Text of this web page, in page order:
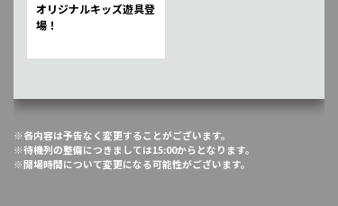
オリジナルキッズ遊具登
場！
※各内容は予告なく変更することがございます。
※待機列の整備につきましては15:00からとなります。
※開場時間について変更になる可能性がございます。